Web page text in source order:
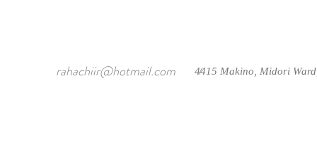
rahachiir@hotmail.com /
4415 Makino, Midori